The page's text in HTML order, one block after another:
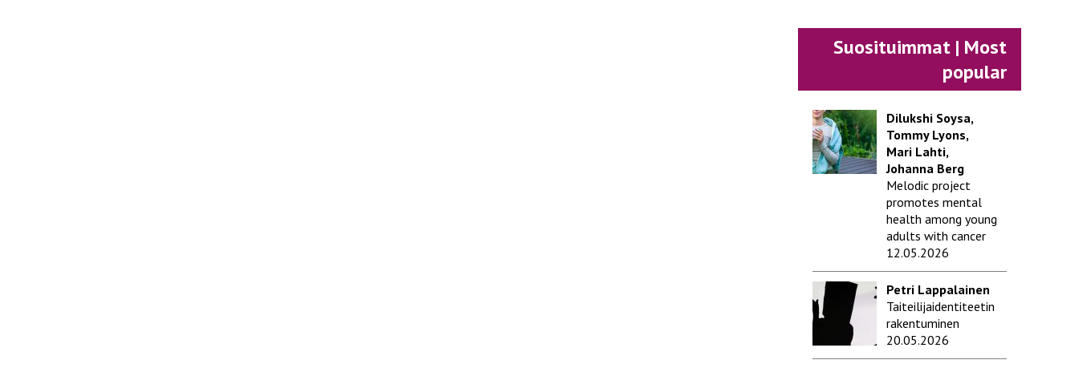
Suosituimmat | Most
popular
Dilukshi Soysa,
Tommy Lyons,
Mari Lahti,
Johanna Berg
Melodic project
promotes mental
health among young
adults with cancer
12.05.2026
Petri Lappalainen
Taiteilijaidentiteetin
rakentuminen
20.05.2026